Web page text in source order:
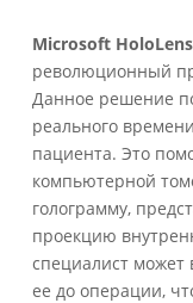
Microsoft HoloLens
революционный
Данное решение
реального
пациента. Это
компьютерной
голограмму,
проекцию
специалист может
ее до операции,